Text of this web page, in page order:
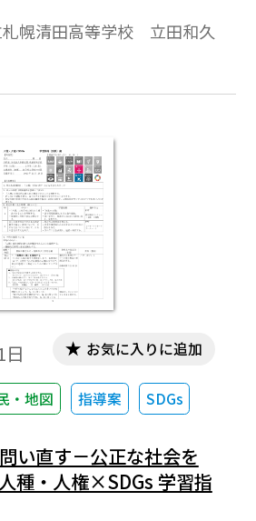
なくすためにどうすればい
における人種差別などに
語学研修中に現地で受けた
を通じて人種差別に関心を
動ルートを示す地図、国に
区分から、「人種」とは創
であることを理解し、人種
めにできることを考えます。
幌清田高等学校 立田和久
・地図 指導案 SDGs
お気に入りに追加
い直す－公正な社会を
種・人権×SDGs 学習指